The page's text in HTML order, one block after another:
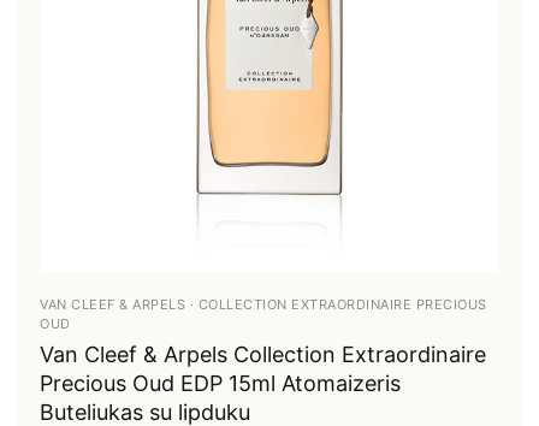
VAN CLEEF & ARPELS · COLLECTION EXTRAORDINAIRE PRECIOUS
OUD
Van Cleef & Arpels Collection Extraordinaire
Precious Oud EDP 15ml Atomaizeris
Buteliukas su lipduku